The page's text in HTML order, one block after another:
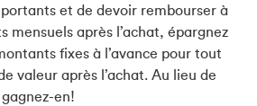
et de devoir rembourser à
mensuels après l’achat, épargnez
fixes à l’avance pour tout
valeur après l’achat. Au lieu de
en!